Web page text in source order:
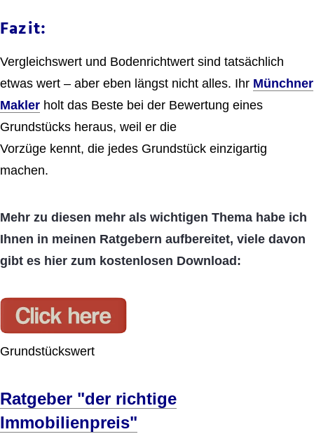
Fazit:
Vergleichswert und Bodenrichtwert sind tatsächlich
etwas wert – aber eben längst nicht alles. Ihr Münchner
Makler holt das Beste bei der Bewertung eines
Grundstücks heraus, weil er die
Vorzüge kennt, die jedes Grundstück einzigartig
machen.
Mehr zu diesen mehr als wichtigen Thema habe ich
Ihnen in meinen Ratgebern aufbereitet, viele davon
gibt es hier zum kostenlosen Download:
Grundstückswert
Ratgeber "der richtige
Immobilienpreis"